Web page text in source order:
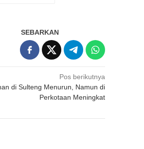
SEBARKAN
Pos berikutnya
di Sulteng Menurun, Namun di
Perkotaan Meningkat